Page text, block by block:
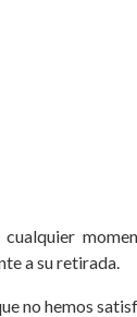
a su retirada.
no hemos